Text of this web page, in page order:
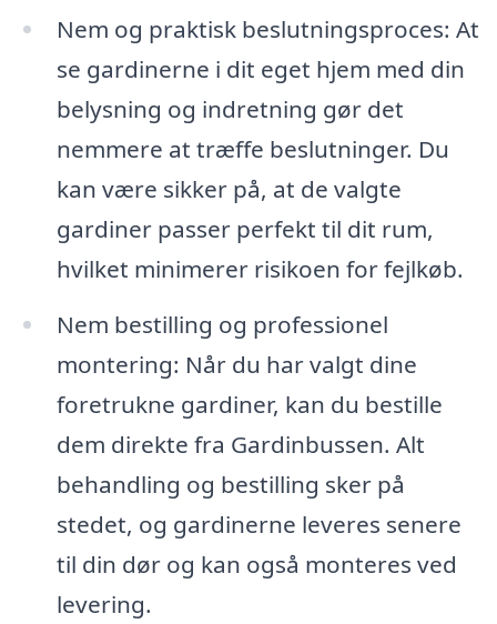
Nem og praktisk beslutningsproces: At
se gardinerne i dit eget hjem med din
belysning og indretning gør det
nemmere at træffe beslutninger. Du
kan være sikker på, at de valgte
gardiner passer perfekt til dit rum,
hvilket minimerer risikoen for fejlkøb.
Nem bestilling og professionel
montering: Når du har valgt dine
foretrukne gardiner, kan du bestille
dem direkte fra Gardinbussen. Alt
behandling og bestilling sker på
stedet, og gardinerne leveres senere
til din dør og kan også monteres ved
levering.